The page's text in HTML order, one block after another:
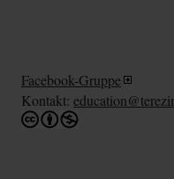
Facebook-Gruppe
Kontakt: